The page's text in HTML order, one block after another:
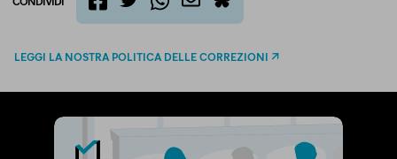
bluesky
LEGGI LA NOSTRA POLITICA DELLE CORREZIONI